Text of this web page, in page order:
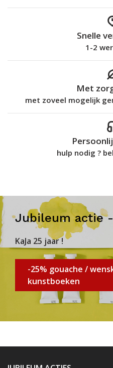
Snelle
1-2
Met
met zoveel mogelijk
hulp nodig ?
Jubileum actie
KaJa 25 jaar !
-25% gouache /
kunstboeken